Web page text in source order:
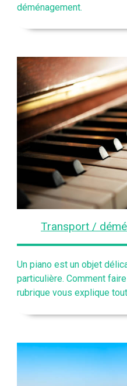
déménagement.
Transport /
Un piano est un objet
particulière. Comment
rubrique vous explique